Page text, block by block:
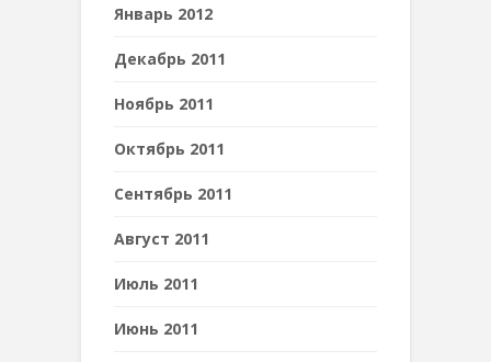
Январь 2012
Декабрь 2011
Ноябрь 2011
Октябрь 2011
Сентябрь 2011
Август 2011
Июль 2011
Июнь 2011